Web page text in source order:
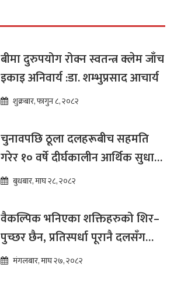
बीमा दुरुपयोग रोक्न स्वतन्त्र क्लेम जाँच
इकाइ अनिवार्य :डा. शम्भुप्रसाद आचार्य
शुक्रबार, फागुन ८, २०८२
चुनावपछि ठूला दलहरूबीच सहमति
गरेर १० वर्षे दीर्घकालीन आर्थिक सुधार
कार्यक्रम ल्याउनुपर्छ : हेमराज ढकाल
बुधबार, माघ २८, २०८२
वैकल्पिक भनिएका शक्तिहरुको शिर–
पुच्छर छैन, प्रतिस्पर्धा पूरानै दलसँग
हुन्छ : डा.प्रकाश शरण महत
मंगलबार, माघ २७, २०८२